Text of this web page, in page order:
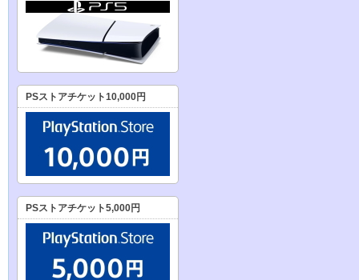
PSストアチケット10,000円
PSストアチケット5,000円